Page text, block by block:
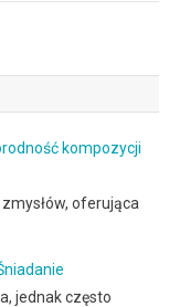
kompozycji
oferująca
jednak często